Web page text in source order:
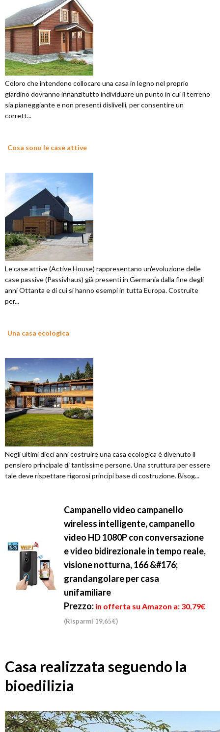
Coloro che intendono collocare una casa in legno nel proprio
giardino dovranno innanzitutto individuare un punto in cui il terreno
sia pianeggiante e non presenti dislivelli, per consentire un
corrett...
Cosa sono le case attive
Le case attive (Active House) rappresentano un'evoluzione delle
case passive (Passivhaus) già presenti in Germania dalla fine degli
anni Ottanta e di cui si hanno esempi in tutta Europa. Costruite
per...
Una casa ecologica
Negli ultimi dieci anni costruire una casa ecologica è divenuto il
pensiero principale di tantissime persone. Una struttura per essere
tale deve rispettare rigorosi principi base di costruzione. Bisog...
Campanello video campanello
wireless intelligente, campanello
video HD 1080P con conversazione
e video bidirezionale in tempo reale,
visione notturna, 166 &#176;
grandangolare per casa
unifamiliare
Prezzo: in offerta su Amazon a: 30,79€
(Risparmi 19,65€)
Casa realizzata seguendo la
bioedilizia